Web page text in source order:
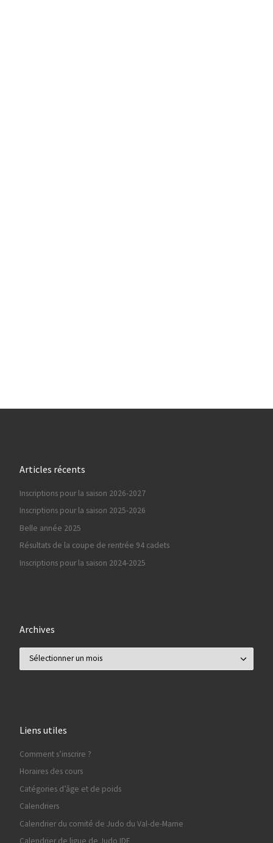
Articles récents
Inscriptions pour la saison 2026-2027
Inscriptions pour la saison 2025-2026
Belle année 2025
Résultats de la coupe de rentrée 94 cadets
Inscriptions pour la saison 2024-2025
Archives
Liens utiles
Comment s’inscrire ?
Horaires des cours
Catégories d’âge et de poids
Calendriers
Calendrier du comité de Judo du Val-de-Marne
Calendrier de ligue de Judo IDF